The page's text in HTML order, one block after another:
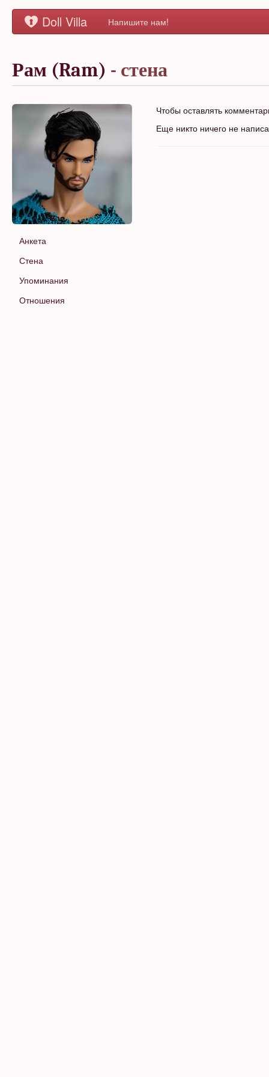
Doll Villa Напишите нам!
Рам (Ram) - стена
Анкета
Стена
Упоминания
Отношения
Чтобы оставлять
Еще никто ничего не